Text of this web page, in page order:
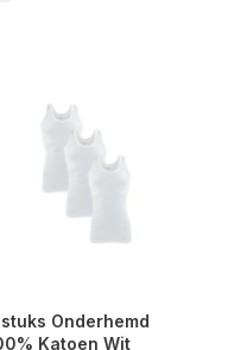
Onderhemd
Katoen Wit